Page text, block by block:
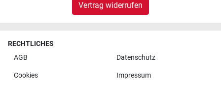
Vertrag widerrufen
RECHTLICHES
AGB
Datenschutz
Cookies Impressum